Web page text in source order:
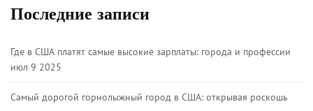
Последние записи
Где в США платят самые высокие зарплаты: города и профессии
июл 9 2025
Самый дорогой горнолыжный город в США: открывая роскошь